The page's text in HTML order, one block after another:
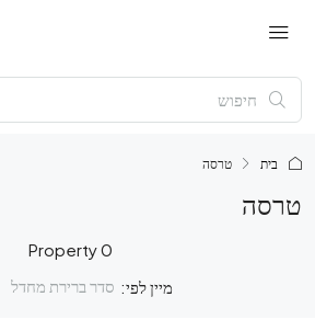
בית טרסה
טרסה
0 Property
מיין לפי: סדר ברירת מחדל